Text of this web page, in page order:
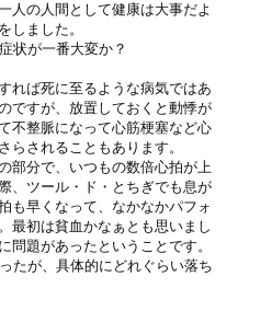
人の人間として健康は大事だよ
しました。
状が一番大変か？
れば死に至るような病気ではあ
ですが、放置しておくと動悸が
不整脈になって心筋梗塞など心
らされることもあります。
部分で、いつもの数倍心拍が上
、ツール・ド・とちぎでも息が
も早くなって、なかなかパフォ
最初は貧血かなぁとも思いまし
問題があったということです。
たが、具体的にどれぐらい落ち